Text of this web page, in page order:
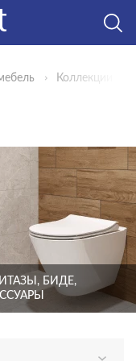
Коллекции
БИДЕ,